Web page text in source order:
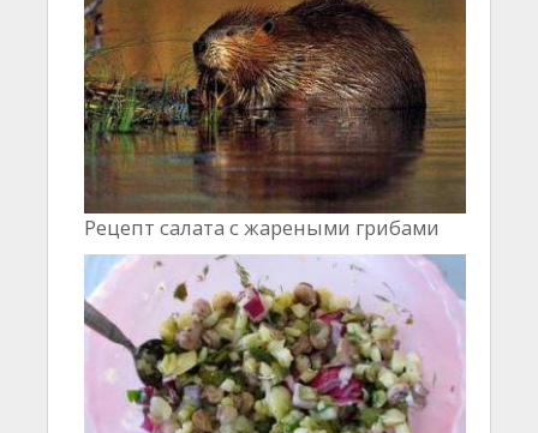
Рецепт салата с жареными грибами